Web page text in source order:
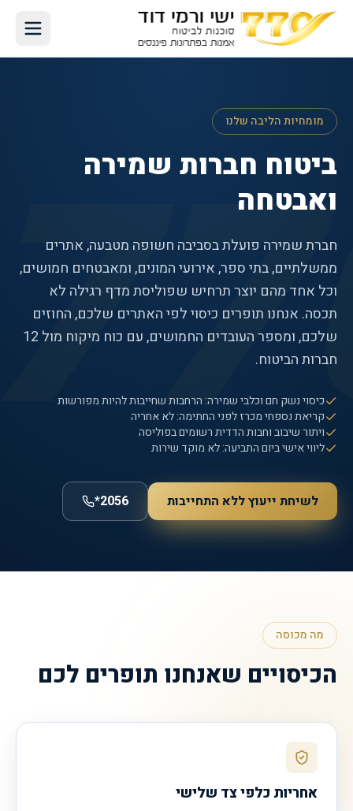
מומחיות הליבה שלנו
ביטוח חברות שמירה
ואבטחה
חברת שמירה פועלת בסביבה חשופה מטבעה, אתרים
ממשלתיים, בתי ספר, אירועי המונים, ומאבטחים חמושים,
וכל אחד מהם יוצר תרחיש שפוליסת מדף רגילה לא
תכסה. אנחנו תופרים כיסוי לפי האתרים שלכם, החוזים
שלכם, ומספר העובדים החמושים, עם כוח מיקוח מול 12
חברות הביטוח.
כיסוי נשק חם וכלבי שמירה: הרחבות שחייבות להיות מפורשות
קריאת נספחי מכרז לפני החתימה: לא אחריה
ויתור שיבוב וחבות הדדית רשומים בפוליסה
ליווי אישי ביום התביעה: לא מוקד שירות
לשיחת ייעוץ ללא התחייבות *2056
מה מכוסה
הכיסויים שאנחנו תופרים לכם
אחריות כלפי צד שלישי